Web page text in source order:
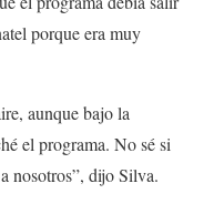
porque era muy
aunque bajo la
el programa. No sé si
nosotros”, dijo Silva.